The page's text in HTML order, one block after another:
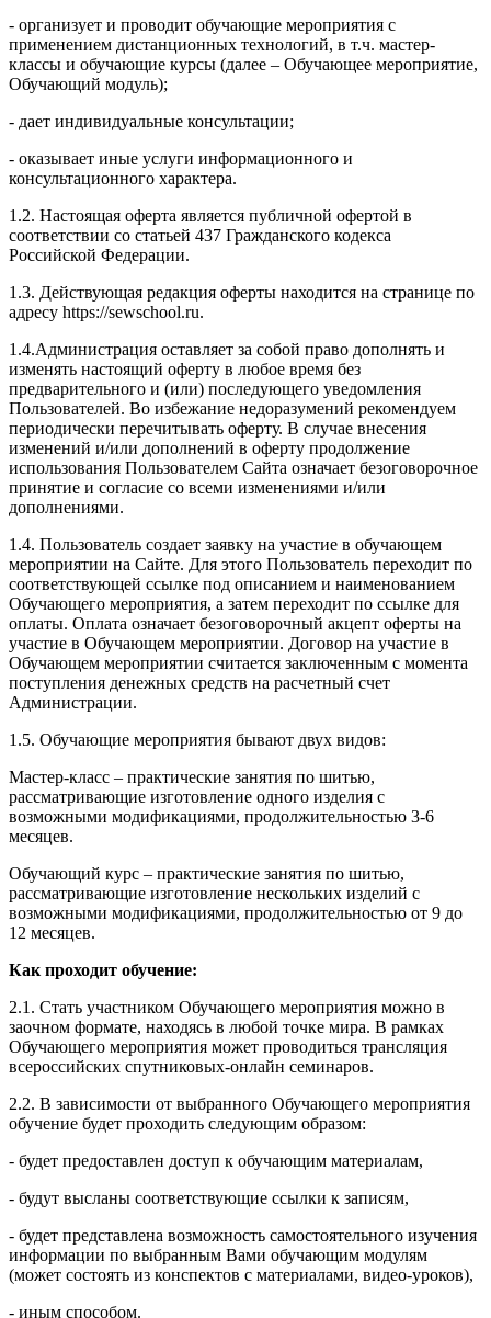
- организует и проводит обучающие мероприятия с
применением дистанционных технологий, в т.ч. мастер-
классы и обучающие курсы (далее – Обучающее мероприятие,
Обучающий модуль);
- дает индивидуальные консультации;
- оказывает иные услуги информационного и
консультационного характера.
1.2. Настоящая оферта является публичной офертой в
соответствии со статьей 437 Гражданского кодекса
Российской Федерации.
1.3. Действующая редакция оферты находится на странице по
адресу https://sewschool.ru.
1.4.Администрация оставляет за собой право дополнять и
изменять настоящий оферту в любое время без
предварительного и (или) последующего уведомления
Пользователей. Во избежание недоразумений рекомендуем
периодически перечитывать оферту. В случае внесения
изменений и/или дополнений в оферту продолжение
использования Пользователем Сайта означает безоговорочное
принятие и согласие со всеми изменениями и/или
дополнениями.
1.4. Пользователь создает заявку на участие в обучающем
мероприятии на Сайте. Для этого Пользователь переходит по
соответствующей ссылке под описанием и наименованием
Обучающего мероприятия, а затем переходит по ссылке для
оплаты. Оплата означает безоговорочный акцепт оферты на
участие в Обучающем мероприятии. Договор на участие в
Обучающем мероприятии считается заключенным с момента
поступления денежных средств на расчетный счет
Администрации.
1.5. Обучающие мероприятия бывают двух видов:
Мастер-класс – практические занятия по шитью,
рассматривающие изготовление одного изделия с
возможными модификациями, продолжительностью 3-6
месяцев.
Обучающий курс – практические занятия по шитью,
рассматривающие изготовление нескольких изделий с
возможными модификациями, продолжительностью от 9 до
12 месяцев.
Как проходит обучение:
2.1. Стать участником Обучающего мероприятия можно в
заочном формате, находясь в любой точке мира. В рамках
Обучающего мероприятия может проводиться трансляция
всероссийских спутниковых-онлайн семинаров.
2.2. В зависимости от выбранного Обучающего мероприятия
обучение будет проходить следующим образом:
- будет предоставлен доступ к обучающим материалам,
- будут высланы соответствующие ссылки к записям,
- будет представлена возможность самостоятельного изучения
информации по выбранным Вами обучающим модулям
(может состоять из конспектов с материалами, видео-уроков),
- иным способом.